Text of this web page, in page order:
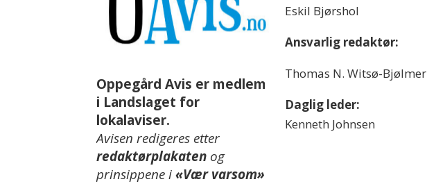
Oppegård Avis er medlem
i Landslaget for
lokalaviser.
Avisen redigeres etter
redaktørplakaten og
prinsippene i«Vær varsom»
Eskil Bjørshol
Ansvarlig redaktør:
Thomas N. Witsø-Bjølmer
Daglig leder:
Kenneth Johnsen